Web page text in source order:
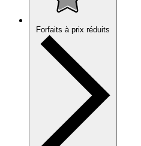
Forfaits à prix réduits